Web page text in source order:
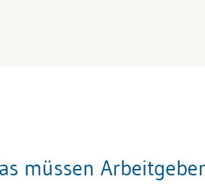
müssen